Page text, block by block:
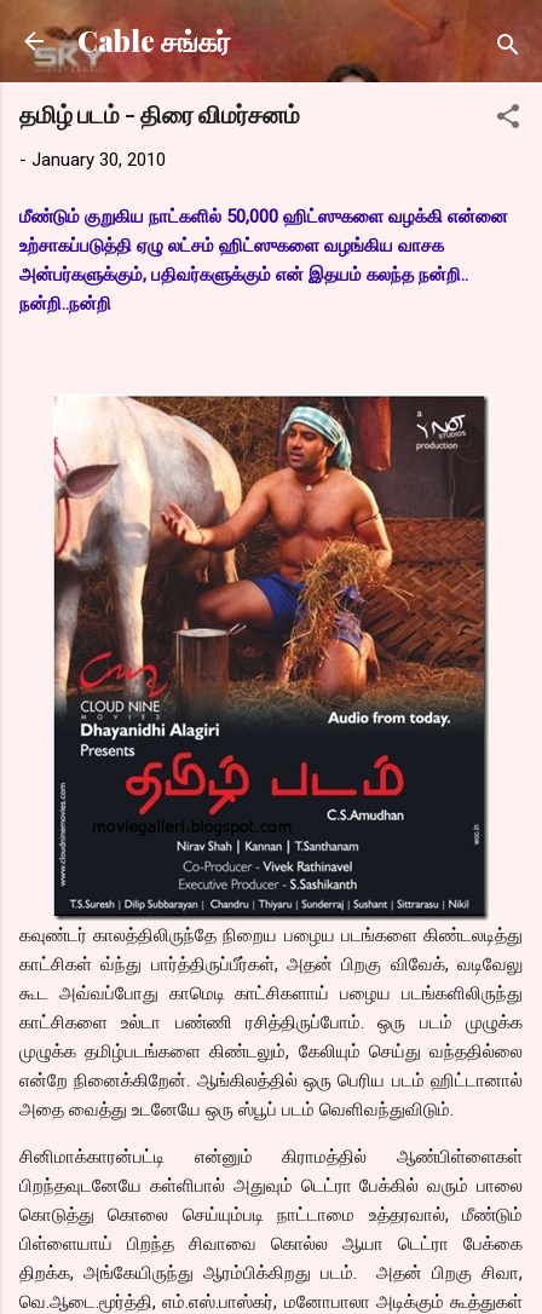
Skip to main content
Cable சங்கர்
தமிழ் படம் - திரை விமர்சனம்
- January 30, 2010
மீண்டும் குறுகிய நாட்களில் 50,000 ஹிட்ஸுகளை வழக்கி என்னை
உற்சாகப்படுத்தி ஏழு லட்சம் ஹிட்ஸுகளை வழங்கிய வாசக
அன்பர்களுக்கும், பதிவர்களுக்கும் என் இதயம் கலந்த நன்றி..
நன்றி..நன்றி
கவுண்டர் காலத்திலிருந்தே நிறைய பழைய படங்களை கிண்டலடித்து
காட்சிகள் வ்ந்து பார்த்திருப்பீர்கள், அதன் பிறகு விவேக், வடிவேலு
கூட அவ்வப்போது காமெடி காட்சிகளாய் பழைய படங்களிலிருந்து
காட்சிகளை உல்டா பண்ணி ரசித்திருப்போம். ஒரு படம் முழுக்க
முழுக்க தமிழ்படங்களை கிண்டலும், கேலியும் செய்து வந்ததில்லை
என்றே நினைக்கிறேன். ஆங்கிலத்தில் ஒரு பெரிய படம் ஹிட்டானால்
அதை வைத்து உடனேயே ஒரு ஸ்பூப் படம் வெளிவந்துவிடும்.
சினிமாக்காரன்பட்டி என்னும் கிராமத்தில் ஆண்பிள்ளைகள்
பிறந்தவுடனேயே கள்ளிபால் அதுவும் டெட்ரா பேக்கில் வரும் பாலை
கொடுத்து கொலை செய்யும்படி நாட்டாமை உத்தரவால், மீண்டும்
பிள்ளையாய் பிறந்த சிவாவை கொல்ல ஆயா டெட்ரா பேக்கை
திறக்க, அங்கேயிருந்து ஆரம்பிக்கிறது படம். அதன் பிறகு சிவா,
வெ.ஆடை.மூர்த்தி, எம்.எஸ்.பாஸ்கர், மனோபாலா அடிக்கும் கூத்துகள்